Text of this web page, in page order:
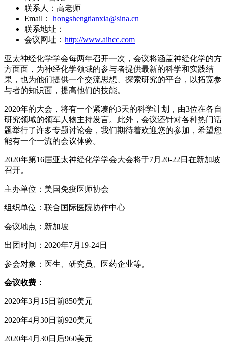
联系人：高老师
Email： hongshengtianxia@sina.cn
联系地址：
会议网址： http://www.aihcc.com
亚太神经化学学会每两年召开一次，会议将涵盖神经化学的方
方面面，为神经化学领域的参与者提供最新的科学和实践结
果，也为他们提供一个交流思想、探索研究的平台，以拓宽参
与者的知识面，提高他们的技能。
2020年的大会，将有一个紧凑的3天的科学计划，由3位在各自
研究领域的领军人物主持发言。此外，会议还针对各种热门话
题举行了许多专题讨论会，我们期待着欢迎您的参加，希望您
能有一个一流的会议体验。
2020年第16届亚太神经化学学会大会将于7月20-22日在新加坡
召开。
主办单位：美国免疫医师协会
组织单位：联合国际医院协作中心
会议地点：新加坡
出团时间：2020年7月19-24日
参会对象：医生、研究员、医药企业等。
会议收费：
2020年3月15日前850美元
2020年4月30日前920美元
2020年4月30日后960美元